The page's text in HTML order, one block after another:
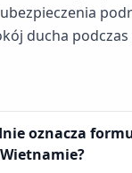
ducha podczas
oznacza